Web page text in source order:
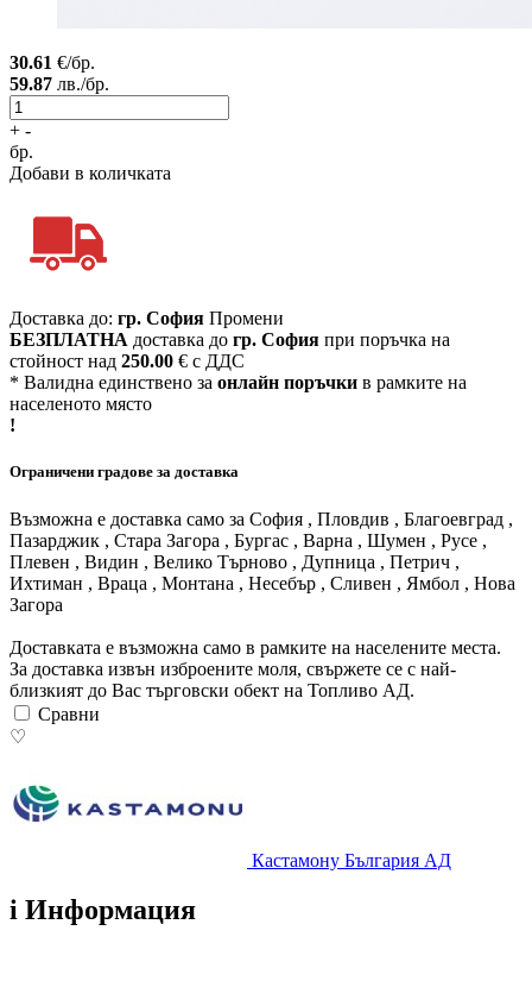
30.61 €/бр.
59.87 лв./бр.
+ -
бр.
Добави в количката
Доставка до: гр. София Промени
БЕЗПЛАТНА доставка до гр. София при поръчка на
стойност над 250.00 € с ДДС
* Валидна единствено за онлайн поръчки в рамките на
населеното място
!
Ограничени градове за доставка
Възможна е доставка само за София , Пловдив , Благоевград ,
Пазарджик , Стара Загора , Бургас , Варна , Шумен , Русе ,
Плевен , Видин , Велико Търново , Дупница , Петрич ,
Ихтиман , Враца , Монтана , Несебър , Сливен , Ямбол , Нова
Загора
Доставката е възможна само в рамките на населените места.
За доставка извън изброените моля, свържете се с най-
близкият до Вас търговски обект на Топливо АД.
Сравни
♡
Кастамону България АД
i Информация